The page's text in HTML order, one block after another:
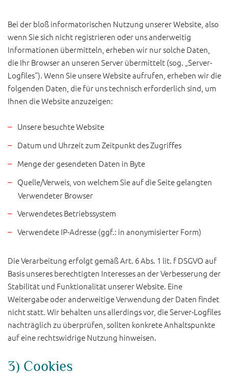
Bei der bloß informatorischen Nutzung unserer Website, also
wenn Sie sich nicht registrieren oder uns anderweitig
Informationen übermitteln, erheben wir nur solche Daten,
die Ihr Browser an unseren Server übermittelt (sog. „Server-
Logfiles“). Wenn Sie unsere Website aufrufen, erheben wir die
folgenden Daten, die für uns technisch erforderlich sind, um
Ihnen die Website anzuzeigen:
Unsere besuchte Website
Datum und Uhrzeit zum Zeitpunkt des Zugriffes
Menge der gesendeten Daten in Byte
Quelle/Verweis, von welchem Sie auf die Seite gelangten
Verwendeter Browser
Verwendetes Betriebssystem
Verwendete IP-Adresse (ggf.: in anonymisierter Form)
Die Verarbeitung erfolgt gemäß Art. 6 Abs. 1 lit. f DSGVO auf
Basis unseres berechtigten Interesses an der Verbesserung der
Stabilität und Funktionalität unserer Website. Eine
Weitergabe oder anderweitige Verwendung der Daten findet
nicht statt. Wir behalten uns allerdings vor, die Server-Logfiles
nachträglich zu überprüfen, sollten konkrete Anhaltspunkte
auf eine rechtswidrige Nutzung hinweisen.
3) Cookies